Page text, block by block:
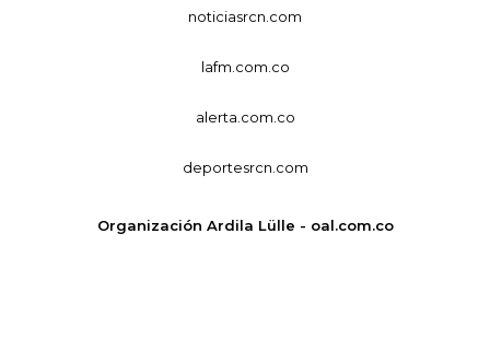
noticiasrcn.com
lafm.com.co
alerta.com.co
deportesrcn.com
Organización Ardila Lülle - oal.com.co